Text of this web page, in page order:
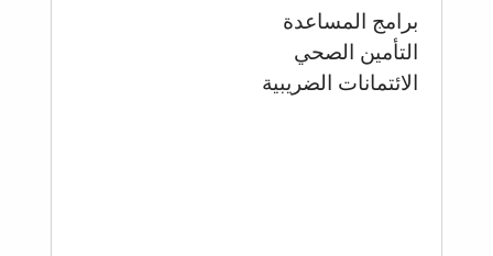
برامج المساعدة
التأمين الصحي
الائتمانات الضريبية